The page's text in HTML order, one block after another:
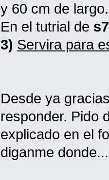
y 60 cm de largo.
En el tutrial de
3) Servira para
Desde ya
responder. Pido
explicado en el
diganme donde...